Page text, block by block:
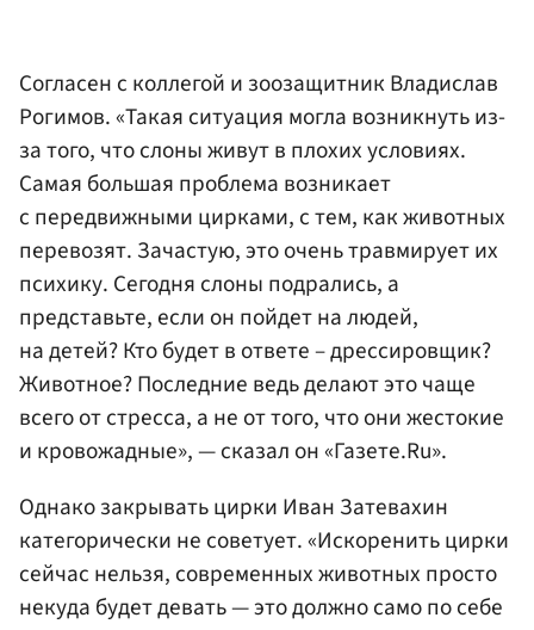
Согласен с коллегой и зоозащитник Владислав
Рогимов. «Такая ситуация могла возникнуть из-
за того, что слоны живут в плохих условиях.
Самая большая проблема возникает
с передвижными цирками, с тем, как животных
перевозят. Зачастую, это очень травмирует их
психику. Сегодня слоны подрались, а
представьте, если он пойдет на людей,
на детей? Кто будет в ответе – дрессировщик?
Животное? Последние ведь делают это чаще
всего от стресса, а не от того, что они жестокие
и кровожадные», — сказал он «Газете.Ru».
Однако закрывать цирки Иван Затевахин
категорически не советует. «Искоренить цирки
сейчас нельзя, современных животных просто
некуда будет девать — это должно само по себе